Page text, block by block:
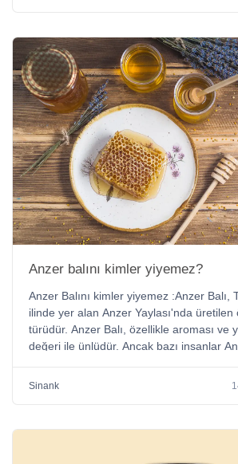
Anzer balını kimler yiyemez?
Anzer Balını kimler yiyemez :Anzer Balı,
ilinde yer alan Anzer Yaylası'nda üretilen
türüdür. Anzer Balı, özellikle aroması ve
değeri ile ünlüdür. Ancak bazı insanlar
alerjik reaksiyonlara neden olabilir.
Sinank